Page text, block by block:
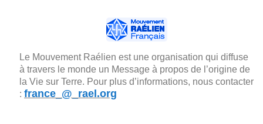
Le Mouvement Raélien est une organisation qui diffuse
à travers le monde un Message à propos de l’origine de
la Vie sur Terre. Pour plus d’informations, nous contacter
: france_@_rael.org